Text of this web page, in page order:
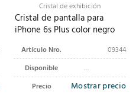
Cristal de exhibición
Cristal de pantalla para
iPhone 6s Plus color negro
Artículo Nro.
09344
Disponible
Precio
Mostrar precio